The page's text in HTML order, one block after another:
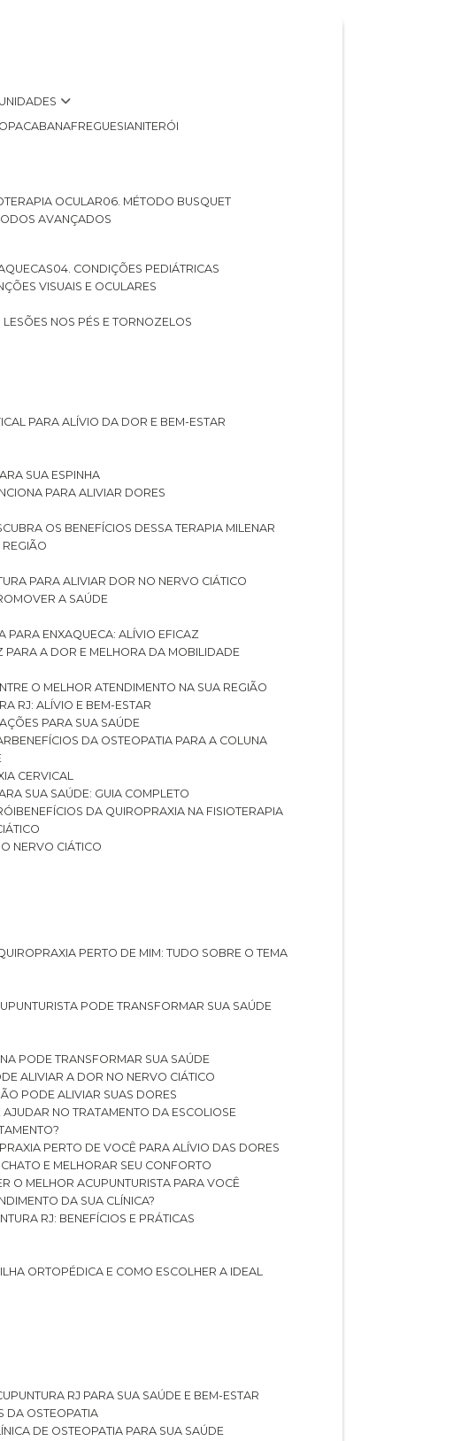
UNIDADES
COPACABANA FREGUESIA
NITERÓI
OCULAR
06. MÉTODO BUSQUET
AVANÇADOS
04. CONDIÇÕES PEDIÁTRICAS
VISUAIS E OCULARES
LESÕES NOS PÉS E TORNOZELOS
PARA ALÍVIO DA DOR E BEM-ESTAR
SUA ESPINHA
PARA ALIVIAR DORES
OS BENEFÍCIOS DESSA TERAPIA MILENAR
REGIÃO
PARA ALIVIAR DOR NO NERVO CIÁTICO
A SAÚDE
PARA ENXAQUECA: ALÍVIO EFICAZ
PARA A DOR E MELHORA DA MOBILIDADE
O MELHOR ATENDIMENTO NA SUA REGIÃO
RJ: ALÍVIO E BEM-ESTAR
PARA SUA SAÚDE
BENEFÍCIOS DA OSTEOPATIA PARA A COLUNA
CERVICAL
SUA SAÚDE: GUIA COMPLETO
BENEFÍCIOS DA QUIROPRAXIA NA FISIOTERAPIA
NERVO CIÁTICO
QUIROPRAXIA PERTO DE MIM: TUDO SOBRE O TEMA
PODE TRANSFORMAR SUA SAÚDE
PODE TRANSFORMAR SUA SAÚDE
ALIVIAR A DOR NO NERVO CIÁTICO
PODE ALIVIAR SUAS DORES
AJUDAR NO TRATAMENTO DA ESCOLIOSE
PERTO DE VOCÊ PARA ALÍVIO DAS DORES
E MELHORAR SEU CONFORTO
O MELHOR ACUPUNTURISTA PARA VOCÊ
DA SUA CLÍNICA?
RJ: BENEFÍCIOS E PRÁTICAS
ORTOPÉDICA E COMO ESCOLHER A IDEAL
RJ PARA SUA SAÚDE E BEM-ESTAR
DA OSTEOPATIA
DE OSTEOPATIA PARA SUA SAÚDE